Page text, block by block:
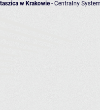
w Krakowie- Centralny